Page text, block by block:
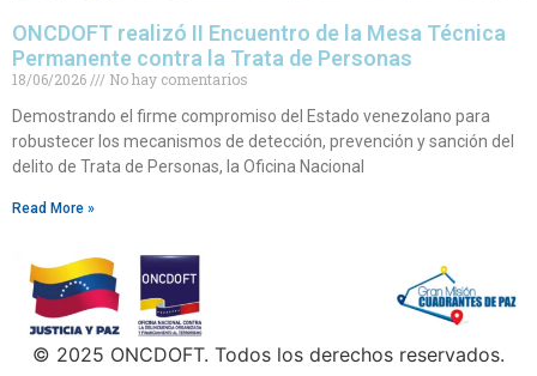
ONCDOFT realizó II Encuentro de la Mesa Técnica
Permanente contra la Trata de Personas
18/06/2026
No hay comentarios
Demostrando el firme compromiso del Estado venezolano para
robustecer los mecanismos de detección, prevención y sanción del
delito de Trata de Personas, la Oficina Nacional
Read More »
© 2025 ONCDOFT. Todos los derechos reservados.